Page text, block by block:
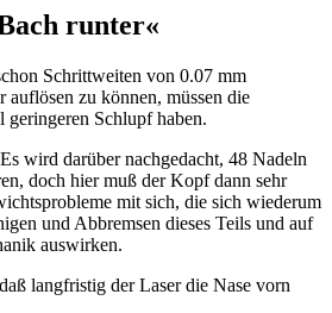
runter«
Schrittweiten von 0.07 mm
auflösen zu können, müssen die
geringeren Schlupf haben.
Es wird darüber nachgedacht, 48 Nadeln
doch hier muß der Kopf dann sehr
mit sich, die sich wiederum
und Abbremsen dieses Teils und auf
auswirken.
langfristig der Laser die Nase vorn